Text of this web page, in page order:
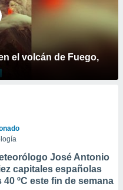
el volcán de Fuego,
José Antonio
capitales españolas
ºC este fin de semana